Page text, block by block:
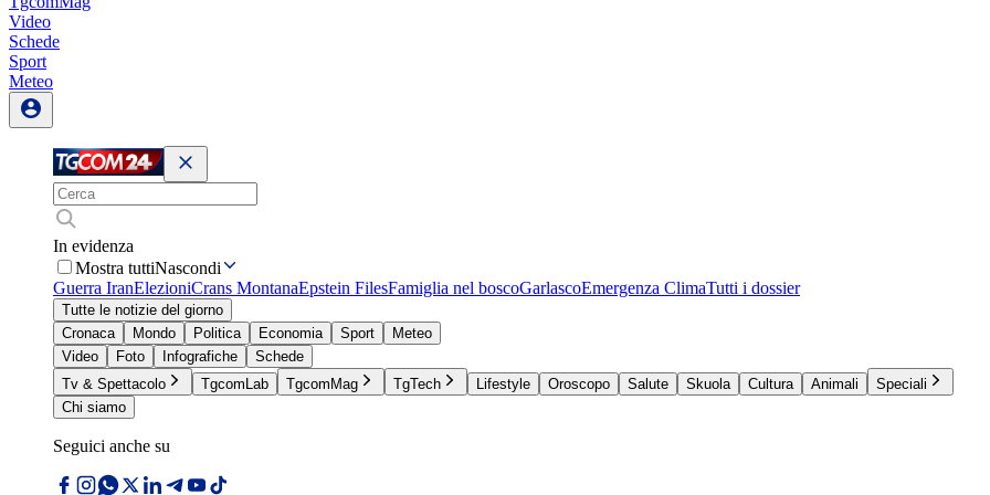
Video
Schede
Sport
Meteo
In evidenza
Mostra tuttiNascondi
Guerra IranElezioniCrans MontanaEpstein FilesFamiglia nel boscoGarlascoEmergenza ClimaTutti i dossier
Tutte le notizie del giorno
Cronaca
Mondo Politica Economia Sport
Meteo
Video
Foto Infografiche
Schede
Tv & Spettacolo
TgcomLab TgcomMag TgTech Lifestyle Oroscopo Salute Skuola Cultura Animali
Speciali
Chi siamo
Seguici anche su